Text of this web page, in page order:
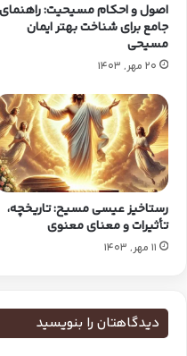
اصول و احکام مسیحیت: راهنمای
جامع برای شناخت بهتر ایمان
مسیحی
20 مهر, 1403
رستاخیز عیسی مسیح: تاریخچه،
تأثیرات و معنای معنوی
11 مهر, 1403
دیدگاهتان را بنویسید